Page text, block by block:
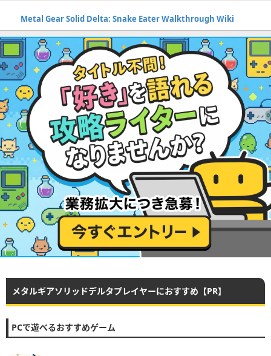
Metal Gear Solid Delta: Snake Eater Walkthrough Wiki
メタルギアソリッドデルタプレイヤーにおすすめ【PR】
PCで遊べるおすすめゲーム